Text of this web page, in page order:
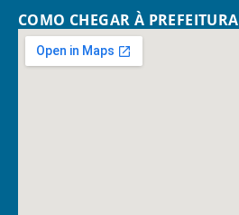
COMO CHEGAR À PREFEITURA